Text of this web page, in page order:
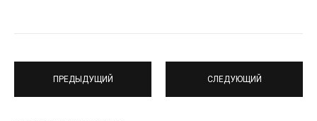
ПРЕДЫДУЩИЙ СЛЕДУЮЩИЙ